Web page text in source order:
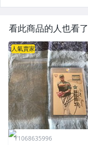
看此商品的人也看了
人氣賣家
Y1068635996